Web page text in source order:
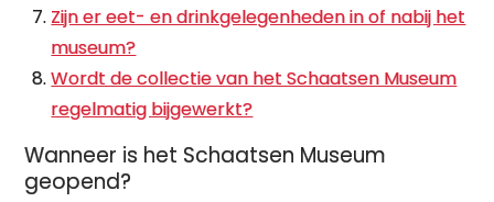
Zijn er eet- en drinkgelegenheden in of nabij het
museum?
Wordt de collectie van het Schaatsen Museum
regelmatig bijgewerkt?
Wanneer is het Schaatsen Museum
geopend?